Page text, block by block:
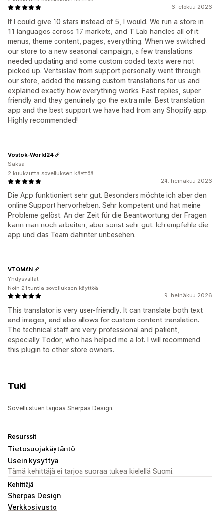
6. elokuu 2026
If I could give 10 stars instead of 5, I would. We run a store in
11 languages across 17 markets, and T Lab handles all of it:
menus, theme content, pages, everything. When we switched
our store to a new seasonal campaign, a few translations
needed updating and some custom coded texts were not
picked up. Ventsislav from support personally went through
our store, added the missing custom translations for us and
explained exactly how everything works. Fast replies, super
friendly and they genuinely go the extra mile. Best translation
app and the best support we have had from any Shopify app.
Highly recommended!
24. heinäkuu 2026
Die App funktioniert sehr gut. Besonders möchte ich aber den
online Support hervorheben. Sehr kompetent und hat meine
Probleme gelöst. An der Zeit für die Beantwortung der Fragen
kann man noch arbeiten, aber sonst sehr gut. Ich empfehle die
app und das Team dahinter unbesehen.
Vostok-World24
Saksa
2 kuukautta sovelluksen käyttöä
9. heinäkuu 2026
This translator is very user-friendly. It can translate both text
and images, and also allows for custom content translation.
The technical staff are very professional and patient,
especially Todor, who has helped me a lot. I will recommend
this plugin to other store owners.
VTOMAN
Yhdysvallat
Noin 21 tuntia sovelluksen käyttöä
Tuki
Sovellustuen tarjoaa Sherpas Design.
Resurssit
Tietosuojakäytäntö
Usein kysyttyä
Tämä kehittäjä ei tarjoa suoraa tukea kielellä Suomi.
Kehittäjä
Sherpas Design
Verkkosivusto